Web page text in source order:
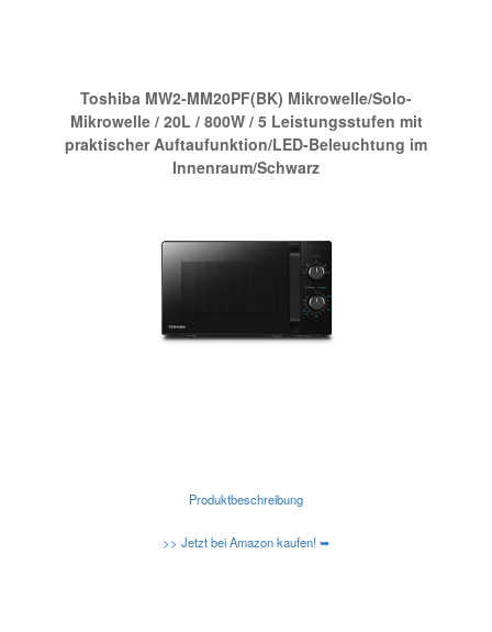
Toshiba MW2-MM20PF(BK) Mikrowelle/Solo-
Mikrowelle / 20L / 800W / 5 Leistungsstufen mit
praktischer Auftaufunktion/LED-Beleuchtung im
Innenraum/Schwarz
Produktbeschreibung
>> Jetzt bei Amazon kaufen! ➥